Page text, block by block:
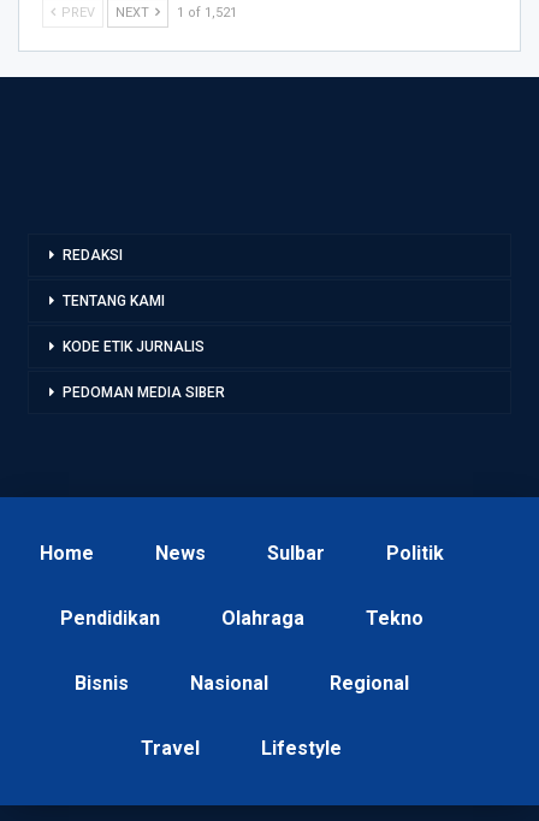
PREV NEXT 1 of 1,521
REDAKSI
TENTANG KAMI
KODE ETIK JURNALIS
PEDOMAN MEDIA SIBER
Home News Sulbar Politik
Pendidikan Olahraga Tekno
Bisnis Nasional Regional
Travel Lifestyle